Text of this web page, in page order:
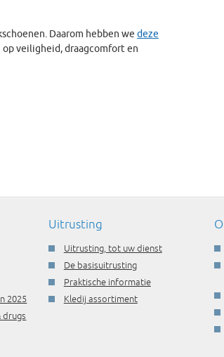
Daarom hebben we deze
veiligheid, draagcomfort en
2025
drugs
Uitrusting
Uitrusting, tot uw dienst
De basisuitrusting
Praktische informatie
Kledij assortiment